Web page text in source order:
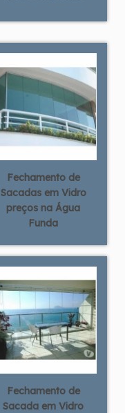
Fechamento de
Sacadas em Vidro
preços na Água
Funda
Fechamento de
Sacada em Vidro